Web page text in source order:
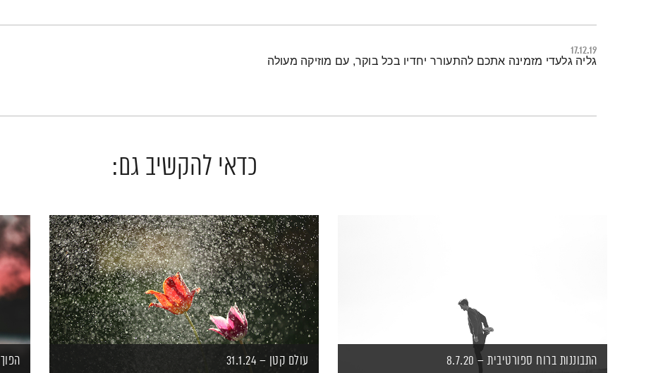
17.12.19
תמצית הפודקאסט
גליה גלעדי מזמינה אתכם להתעורר יחדיו בכל בוקר, עם מוזיקה מעולה
כדאי להקשיב גם:
התבוננות ברוח ספורטיבית – 8.7.20 עולם קטן – 31.1.24 הפוך